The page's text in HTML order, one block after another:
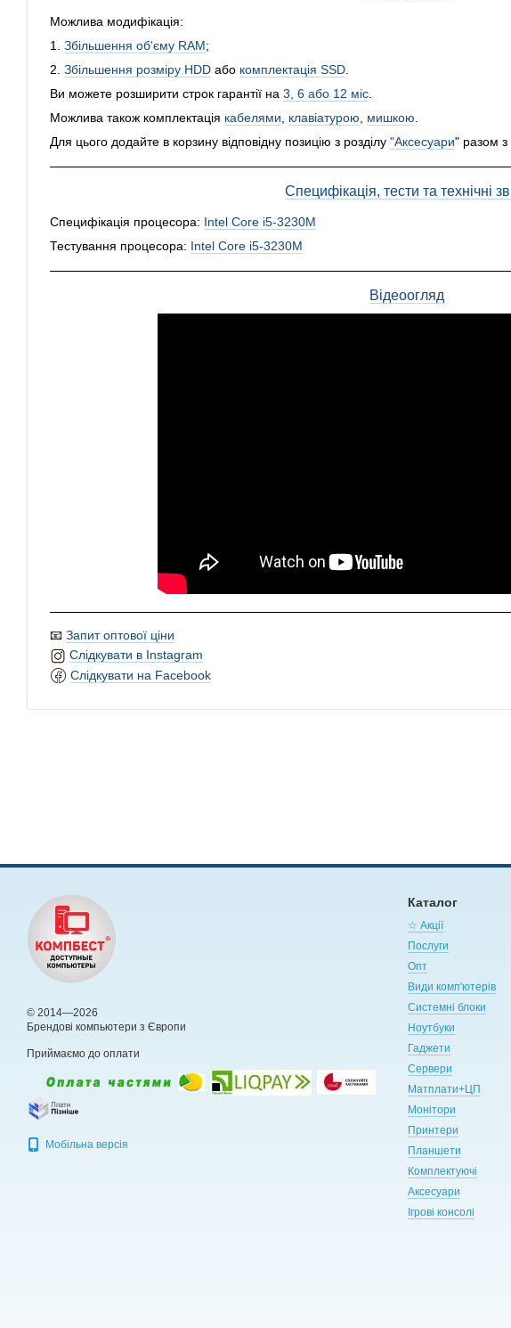
Можлива модифікація:
1. Збільшення об'єму RAM;
2. Збільшення розміру HDD або комплектація SSD.
Ви можете розширити строк гарантії на 3, 6 або 12 міс.
Можлива також комплектація кабелями, клавіатурою, мишкою.
Для цього додайте в корзину відповідну позицію з розділу "Аксесуари" разом
Специфікація, тести та технічні
Специфікація процесора: Intel Core i5-3230M
Тестування процесора: Intel Core i5-3230M
Відеоогляд
📧 Запит оптової ціни
Слідкувати в Instagram
Слідкувати на Facebook
© 2014—2026
Брендові компьютери з Європи
Приймаємо до оплати
Мобільна версія
Каталог
☆ Акції
Послуги
Опт
Види комп'ютерів
Системні блоки
Ноутбуки
Гаджети
Сервери
Матплати+ЦП
Монітори
Принтери
Планшети
Комплектуючі
Аксесуари
Ігрові консолі